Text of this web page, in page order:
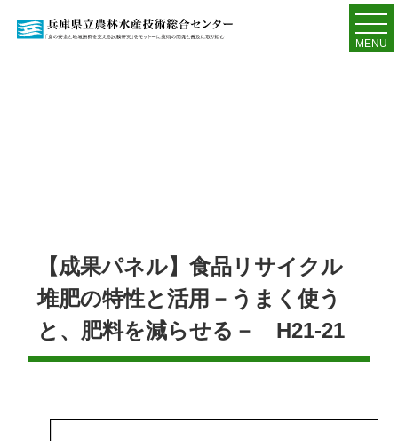
MENU
【成果パネル】食品リサイクル
堆肥の特性と活用－うまく使う
と、肥料を減らせる－ H21-21